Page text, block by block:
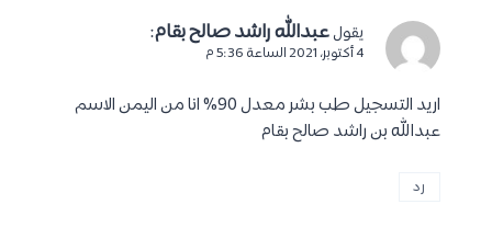
يقول عبدالله راشد صالح بقام:
4 أكتوبر، 2021 الساعة 5:36 م
اريد التسجيل طب بشر معدل 90% انا من اليمن الاسم
عبدالله بن راشد صالح بقام
رد